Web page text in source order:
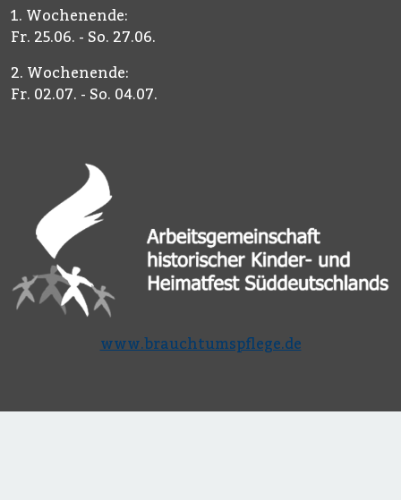
1. Wochenende:
Fr. 25.06. - So. 27.06.
2. Wochenende:
Fr. 02.07. - So. 04.07.
www.brauchtumspflege.de